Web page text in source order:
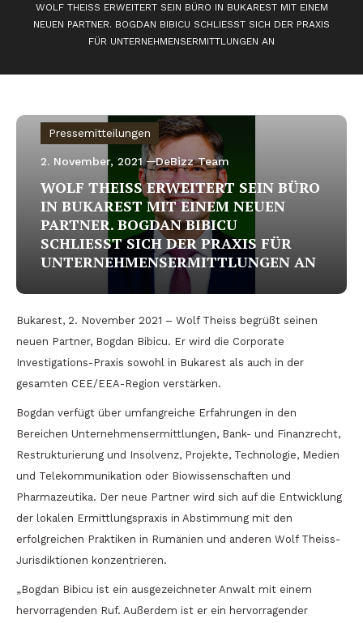
WOLF THEISS ERWEITERT SEIN BÜRO IN BUKAREST MIT EINEM
NEUEN PARTNER. BOGDAN BIBICU SCHLIESST SICH DER PRAXIS
FÜR UNTERNEHMENSERMITTLUNGEN AN
Pressemitteilungen
2. November, 2021 DeBizz Team
WOLF THEISS ERWEITERT SEIN BÜRO
IN BUKAREST MIT EINEM NEUEN
PARTNER. BOGDAN BIBICU
SCHLIESST SICH DER PRAXIS FÜR
UNTERNEHMENSERMITTLUNGEN AN
Bukarest, 2. November 2021 – Wolf Theiss begrüßt seinen
neuen Partner, Bogdan Bibicu. Er wird die Corporate
Investigations-Praxis sowohl in Bukarest als auch in der
gesamten CEE/EEA-Region verstärken.
Bogdan verfügt über umfangreiche Erfahrungen in den
Bereichen Unternehmensermittlungen, Bank- und Finanzrecht,
Restrukturierung und Insolvenz, Projekte, Technologie, Medien
und Telekommunikation oder Biowissenschaften und
Pharmazeutika. Der neue Partner wird sich auf die Entwicklung
der lokalen Ermittlungspraxis in Abstimmung mit den
erfolgreichen Praktiken in Rumänien und anderen Wolf Theiss-
Jurisdiktionen konzentrieren.
„Bogdan Bibicu ist ein ausgezeichneter Anwalt mit einem
hervorragenden Ruf. Außerdem ist er ein hervorragender